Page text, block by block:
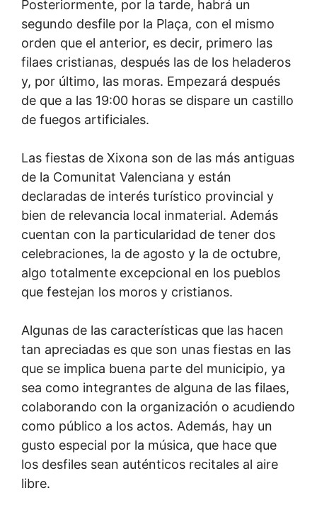
Posteriormente, por la tarde, habrá un
segundo desfile por la Plaça, con el mismo
orden que el anterior, es decir, primero las
filaes cristianas, después las de los heladeros
y, por último, las moras. Empezará después
de que a las 19:00 horas se dispare un castillo
de fuegos artificiales.
Las fiestas de Xixona son de las más antiguas
de la Comunitat Valenciana y están
declaradas de interés turístico provincial y
bien de relevancia local inmaterial. Además
cuentan con la particularidad de tener dos
celebraciones, la de agosto y la de octubre,
algo totalmente excepcional en los pueblos
que festejan los moros y cristianos.
Algunas de las características que las hacen
tan apreciadas es que son unas fiestas en las
que se implica buena parte del municipio, ya
sea como integrantes de alguna de las filaes,
colaborando con la organización o acudiendo
como público a los actos. Además, hay un
gusto especial por la música, que hace que
los desfiles sean auténticos recitales al aire
libre.